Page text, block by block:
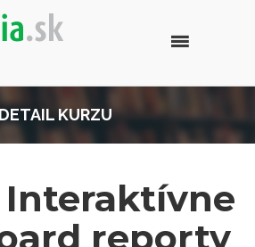
DETAIL KURZU
Interaktívne
reporty